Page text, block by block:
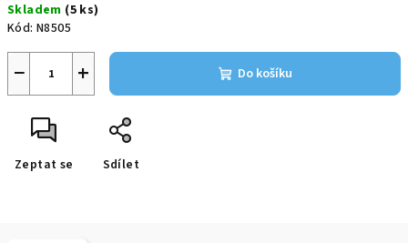
cena:
Skladem (5 ks)
Kód: N8505
+
− Do košíku
Zeptat se Sdílet